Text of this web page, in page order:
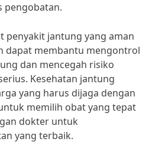
pengobatan.
penyakit jantung yang aman
dapat membantu mengontrol
dan mencegah risiko
Kesehatan jantung
yang harus dijaga dengan
memilih obat yang tepat
dokter untuk
yang terbaik.